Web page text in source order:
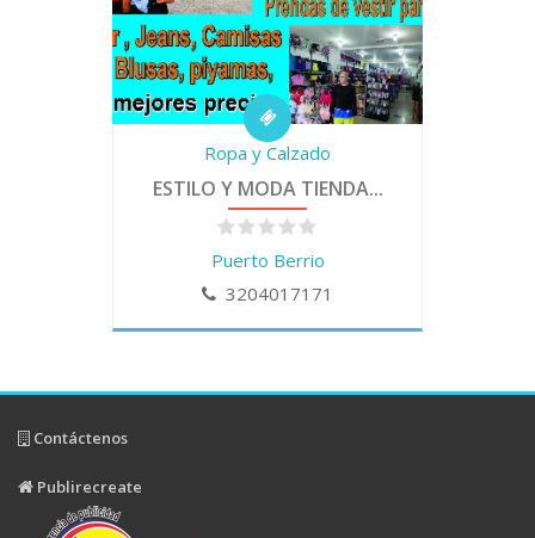
Ropa y Calzado
ESTILO Y MODA TIENDA...
Puerto Berrio
3204017171
Contáctenos
Publirecreate